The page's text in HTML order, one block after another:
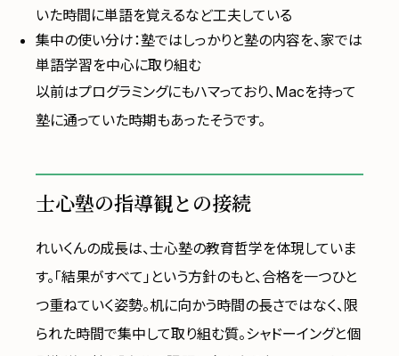
いた時間に単語を覚えるなど工夫している
集中の使い分け：塾ではしっかりと塾の内容を、家では
単語学習を中心に取り組む
以前はプログラミングにもハマっており、Macを持って
塾に通っていた時期もあったそうです。
士心塾の指導観との接続
れいくんの成長は、士心塾の教育哲学を体現していま
す。「結果がすべて」という方針のもと、合格を一つひと
つ重ねていく姿勢。机に向かう時間の長さではなく、限
られた時間で集中して取り組む質。シャドーイングと個